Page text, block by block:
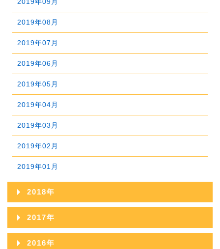
2025年01月
2024年02月
2024年01月
2023年04月
2023年03月
2023年02月
2023年01月
2022年05月
2022年04月
2022年03月
2022年02月
2022年01月
2021年06月
2021年05月
2021年04月
2021年03月
2021年02月
2021年01月
2019年08月
2019年07月
2019年06月
2019年05月
2019年04月
2019年03月
2019年02月
2019年01月
2018年
2018年12月
2018年11月
2017年
2017年12月
2016年